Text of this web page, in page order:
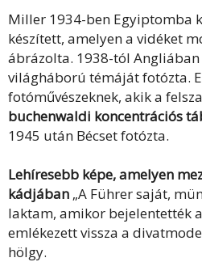
Miller 1934-ben Egyiptomba
készített, amelyen a vidéket
ábrázolta. 1938-tól
világháború témáját fotózta.
fotóművészeknek, akik a
buchenwaldi koncentrációs
1945 után Bécset fotózta.
Lehíresebb képe, amelyen
kádjában „A Führer saját,
laktam, amikor bejelentették
emlékezett vissza a
hölgy.